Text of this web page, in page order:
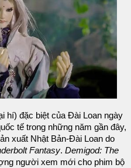
hí) đặc biệt của Đài Loan ngày
tế trong những năm gần đây,
xuất Nhật Bản-Đài Loan do
Fantasy. Demigod: The
người xem mới cho phim bộ